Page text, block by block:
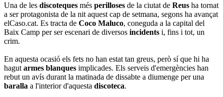
Una de les discoteques més perilloses de la ciutat de Reus ha tornat
a ser protagonista de la nit aquest cap de setmana, segons ha avançat
elCaso.cat. Es tracta de Coco Maluco, coneguda a la capital del
Baix Camp per ser escenari de diversos incidents i, fins i tot, un
crim.
En aquesta ocasió els fets no han estat tan greus, però sí que hi ha
hagut armes blanques implicades. Els serveis d'emergències han
rebut un avís durant la matinada de dissabte a diumenge per una
baralla a l'interior d'aquesta discoteca.